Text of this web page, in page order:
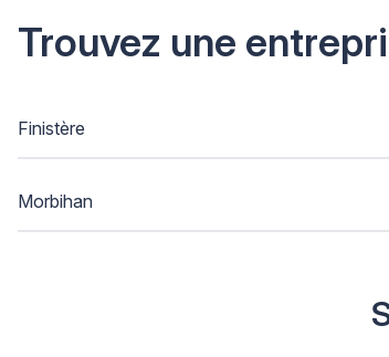
Trouvez une
Finistère
Morbihan